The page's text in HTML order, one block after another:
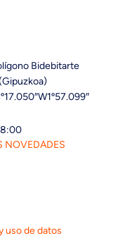
Bidebitarte
NOVEDADES
uso de datos